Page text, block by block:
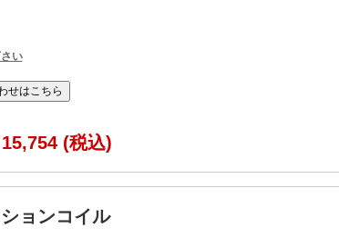
い
15,754 (税込)
ョンコイル